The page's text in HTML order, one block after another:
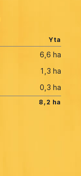
Yta
6,6 ha
1,3 ha
0,3 ha
8,2 ha